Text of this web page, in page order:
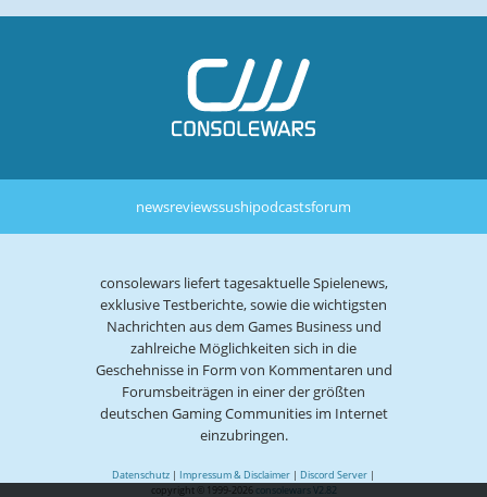
newsreviewssushipodcastsforum
consolewars liefert tagesaktuelle Spielenews,
exklusive Testberichte, sowie die wichtigsten
Nachrichten aus dem Games Business und
zahlreiche Möglichkeiten sich in die
Geschehnisse in Form von Kommentaren und
Forumsbeiträgen in einer der größten
deutschen Gaming Communities im Internet
einzubringen.
Datenschutz | Impressum & Disclaimer | Discord Server |
copyright © 1999-2026 consolewars V2.82